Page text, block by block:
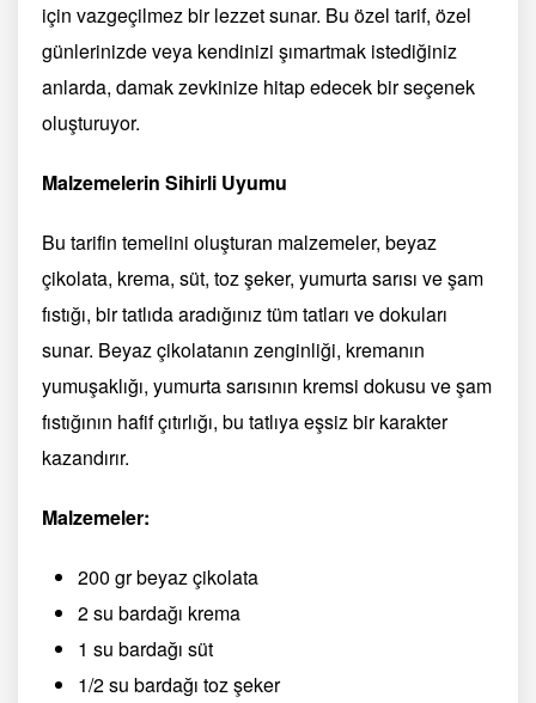
için vazgeçilmez bir lezzet sunar. Bu özel tarif, özel
günlerinizde veya kendinizi şımartmak istediğiniz
anlarda, damak zevkinize hitap edecek bir seçenek
oluşturuyor.
Malzemelerin Sihirli Uyumu
Bu tarifin temelini oluşturan malzemeler, beyaz
çikolata, krema, süt, toz şeker, yumurta sarısı ve şam
fıstığı, bir tatlıda aradığınız tüm tatları ve dokuları
sunar. Beyaz çikolatanın zenginliği, kremanın
yumuşaklığı, yumurta sarısının kremsi dokusu ve şam
fıstığının hafif çıtırlığı, bu tatlıya eşsiz bir karakter
kazandırır.
Malzemeler:
200 gr beyaz çikolata
2 su bardağı krema
1 su bardağı süt
1/2 su bardağı toz şeker